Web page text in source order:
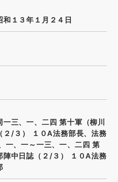
１３年１月２４日
三、一、二四 第十軍（柳川
２/３） １０A法務部長、法務
一、一～一三、一、二四 第
陣中日誌（２/３） １０A法務